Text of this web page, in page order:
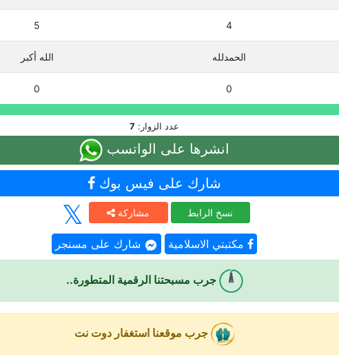
4
5
الحمدلله الله أكبر
0
0
عدد الزوار: 7
انشرها على الواتسب
شارك على فيس بوك
مشاركة نسخ الرابط
شارك على مسنجر مكتبتي الاسلامية
جرب مسبحتنا الرقمية المتطورة..
جرب موقعنا استغفار دوت نت